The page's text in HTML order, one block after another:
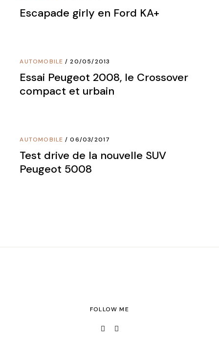
Escapade girly en Ford KA+
AUTOMOBILE 20/05/2013
Essai Peugeot 2008, le Crossover
compact et urbain
AUTOMOBILE 06/03/2017
Test drive de la nouvelle SUV
Peugeot 5008
FOLLOW ME